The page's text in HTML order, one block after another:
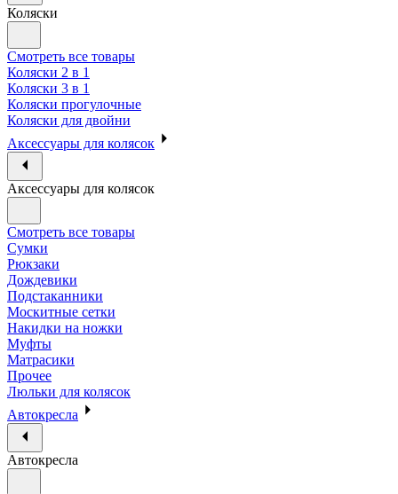
Коляски
Смотреть все товары
Коляски 2 в 1
Коляски 3 в 1
Коляски прогулочные
Коляски для двойни
Аксессуары для колясок
Аксессуары для колясок
Смотреть все товары
Сумки
Рюкзаки
Дождевики
Подстаканники
Москитные сетки
Накидки на ножки
Муфты
Матрасики
Прочее
Люльки для колясок
Автокресла
Автокресла